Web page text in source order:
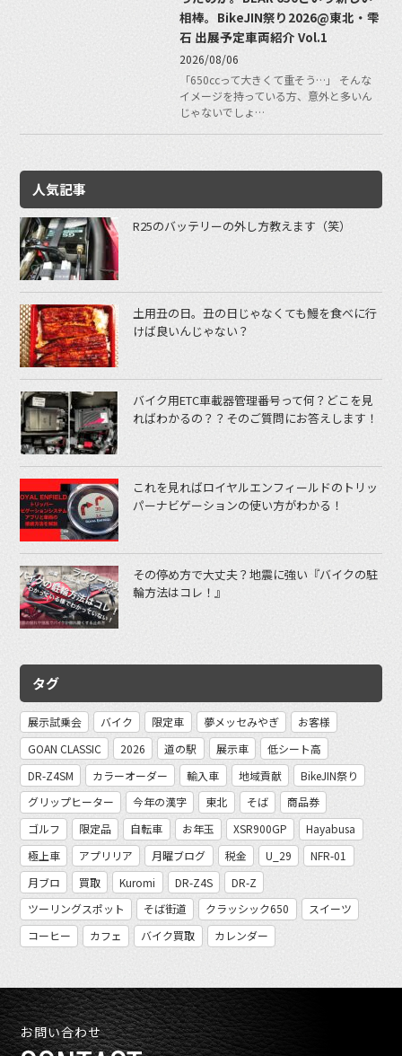
相棒。BikeJIN祭り2026@東北・雫
石 出展予定車両紹介 Vol.1
2026/08/06
「650ccって大きくて重そう…」 そんな
イメージを持っている方、意外と多いん
じゃないでしょ…
人気記事
R25のバッテリーの外し方教えます（笑）
土用丑の日。丑の日じゃなくても鰻を食べに行
けば良いんじゃない？
バイク用ETC車載器管理番号って何？どこを見
ればわかるの？？そのご質問にお答えします！
これを見ればロイヤルエンフィールドのトリッ
パーナビゲーションの使い方がわかる！
その停め方で大丈夫？地震に強い『バイクの駐
輪方法はコレ！』
タグ
展示試乗会 バイク 限定車 夢メッセみやぎ
お客様
GOAN CLASSIC
2026 道の駅 展示車
低シート高
DR-Z4SM
カラーオーダー 輸入車 地域貢献
BikeJIN祭り
グリップヒーター
今年の漢字 東北 そば
商品券
ゴルフ
限定品 自転車 お年玉 XSR900GP
Hayabusa
極上車
アプリリア 月曜ブログ 税金 U_29
NFR-01
月ブロ
買取 Kuromi DR-Z4S
DR-Z
ツーリングスポット
そば街道 クラッシック650
スイーツ
コーヒー
カフェ バイク買取 カレンダー
お問い合わせ